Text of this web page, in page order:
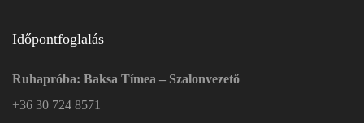
Időpontfoglalás
Ruhapróba: Baksa Tímea – Szalonvezető
+36 30 724 8571